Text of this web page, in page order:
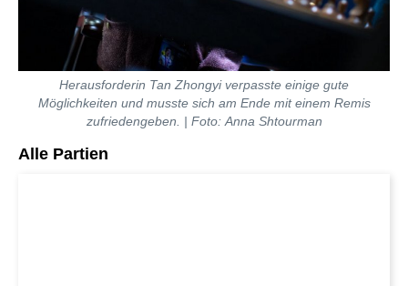
Herausforderin Tan Zhongyi verpasste einige gute
Möglichkeiten und musste sich am Ende mit einem Remis
zufriedengeben. | Foto: Anna Shtourman
Alle Partien